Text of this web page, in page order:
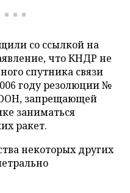
со ссылкой на
что КНДР не
спутника связи
году резолюции №
ООН, запрещающей
заниматься
ракет.
некоторых других